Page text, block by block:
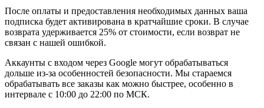
После оплаты и предоставления необходимых данных ваша
подписка будет активирована в кратчайшие сроки. В случае
возврата удерживается 25% от стоимости, если возврат не
связан с нашей ошибкой.
Аккаунты с входом через Google могут обрабатываться
дольше из-за особенностей безопасности. Мы стараемся
обрабатывать все заказы как можно быстрее, особенно в
интервале с 10:00 до 22:00 по МСК.